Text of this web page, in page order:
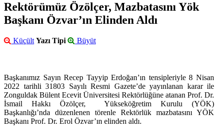
Rektörümüz Özölçer, Mazbatasını Yök
Başkanı Özvar’ın Elinden Aldı
Küçült Yazı Tipi Büyüt
Başkanımız Sayın Recep Tayyip Erdoğan’ın tensipleriyle 8 Nisan
2022 tarihli 31803 Sayılı Resmi Gazete’de yayınlanan karar ile
Zonguldak Bülent Ecevit Üniversitesi Rektörlüğüne atanan Prof. Dr.
İsmail Hakkı Özölçer, Yükseköğretim Kurulu (YÖK)
Başkanlığı’nda düzenlenen törenle Rektörlük mazbatasını YÖK
Başkanı Prof. Dr. Erol Özvar’ın elinden aldı.